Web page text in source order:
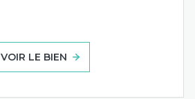
VOIR LE BIEN